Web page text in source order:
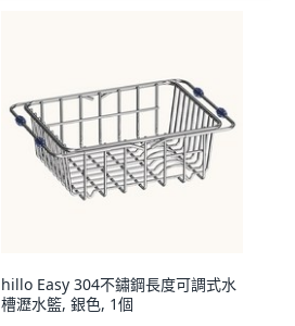
hillo Easy 304不鏽鋼長度可調式水
槽瀝水籃, 銀色, 1個